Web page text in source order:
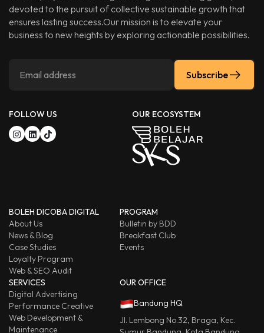
devoted to the pursuit of collective sustainable growth that
ensures lasting success.Our mission is to elevate your
business to new heights by exploring actionable possibilities.
Subscribe
FOLLOW US OUR ECOSYSTEM
BOLEH DICOBA DIGITAL
About Us
News & Blog
Case Studies
Loyalty Program
Web & SEO Audit
PROGRAM
Bulletin by BDD
Breakfast Club
Events
SERVICES
Digital Advertising
Performance Creative
Web Development &
Maintenance
OUR OFFICE
Bandung HQ
Jl. Lembong No.32, Braga, Kec.